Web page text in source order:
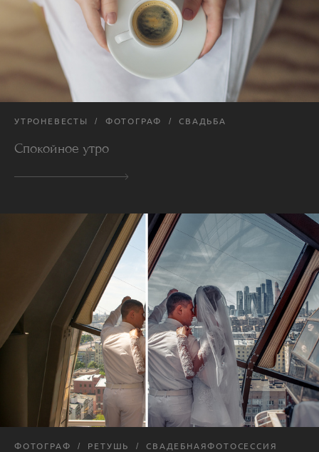
УТРОНЕВЕСТЫ ФОТОГРАФ СВАДЬБА
Спокойное утро
ФОТОГРАФ РЕТУШЬ СВАДЕБНАЯФОТОСЕССИЯ